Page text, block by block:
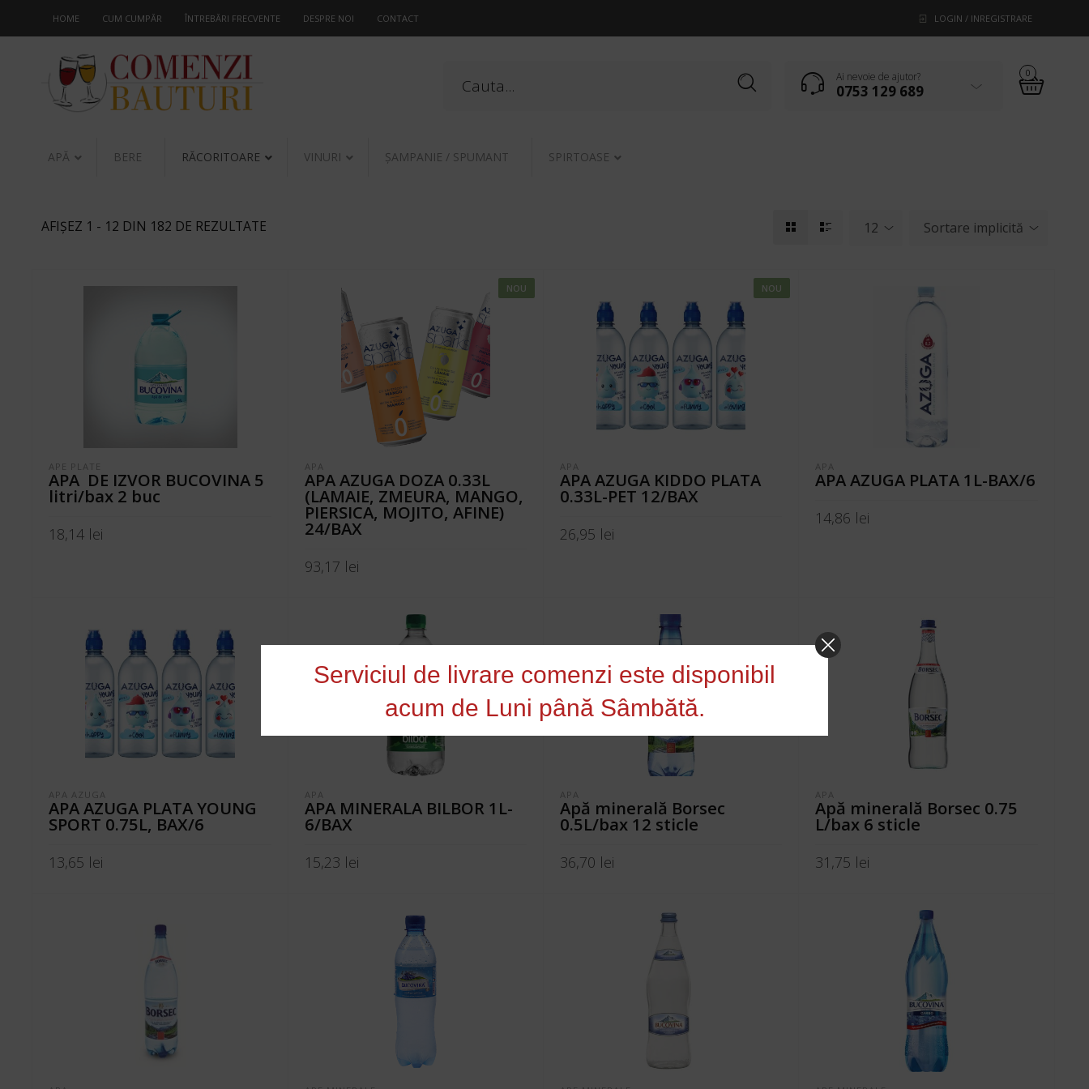
HOME CUM CUMPĂR ÎNTREBĂRI FRECVENTE DESPRE NOI CONTACT LOGIN / INREGISTRARE
Ai nevoie de ajutor?
0753 129 689
0
APĂ BERE RĂCORITOARE VINURI ŞAMPANIE / SPUMANT SPIRTOASE
AFIȘEZ 1 - 12 DIN 182 DE REZULTATE 12 Sortare implicită
APE PLATE
APA DE IZVOR BUCOVINA 5
litri/bax 2 buc
18,14 lei
NOU
APA
APA AZUGA DOZA 0.33L
(LAMAIE, ZMEURA, MANGO,
PIERSICA, MOJITO, AFINE)
24/BAX
93,17 lei
NOU
APA
APA AZUGA KIDDO PLATA
0.33L-PET 12/BAX
26,95 lei
APA
APA AZUGA PLATA 1L-BAX/6
14,86 lei
APA AZUGA
APA AZUGA PLATA YOUNG
SPORT 0.75L, BAX/6
13,65 lei
APA
APA MINERALA BILBOR 1L-
6/BAX
15,23 lei
APA
Apă minerală Borsec
0.5L/bax 12 sticle
36,70 lei
APA
Apă minerală Borsec 0.75
L/bax 6 sticle
31,75 lei
Serviciul de livrare comenzi este disponibil
acum de Luni până Sâmbătă.